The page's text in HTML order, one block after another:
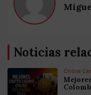
Noticias
Online